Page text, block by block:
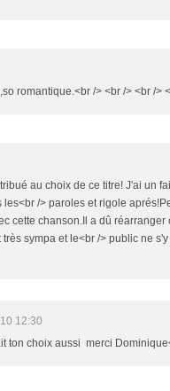
romantique.<br /> <br /> <br />
au choix de ce titre! J'ai un
/> paroles et rigole
cette chanson.Il a dû
sympa et le<br /> public ne
12:30
ton choix aussi merci